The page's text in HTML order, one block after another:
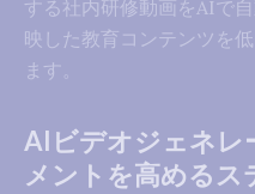
する社内研修動画をAIで
映した教育コンテンツを
ます。
AIビデオジェネレ
メントを高めるス